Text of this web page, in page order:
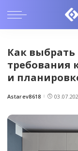
Как выбрать
требования
и
Posted
Astarev8618